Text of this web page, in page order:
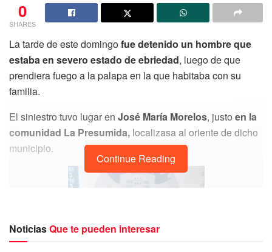
0
SHARES
La tarde de este domingofue detenido un hombre que
estaba en severo estado de ebriedad, luego de que
prendiera fuego a la palapa en la que habitaba con su
familia.
El siniestro tuvo lugar en José María Morelos, justo en la
comunidad La Presumida, localizasa al oriente de dicho
municipio.
Continue Reading
NoticiasQue te pueden interesar